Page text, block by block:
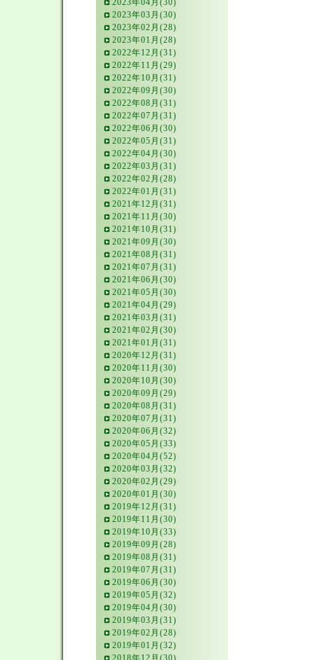
2023年04月(30)
2023年03月(30)
2023年02月(28)
2023年01月(28)
2022年12月(31)
2022年11月(29)
2022年10月(31)
2022年09月(30)
2022年08月(31)
2022年07月(31)
2022年06月(30)
2022年05月(31)
2022年04月(30)
2022年03月(31)
2022年02月(28)
2022年01月(31)
2021年12月(31)
2021年11月(30)
2021年10月(31)
2021年09月(30)
2021年08月(31)
2021年07月(31)
2021年06月(30)
2021年05月(30)
2021年04月(29)
2021年03月(31)
2021年02月(30)
2021年01月(31)
2020年12月(31)
2020年11月(30)
2020年10月(30)
2020年09月(29)
2020年08月(31)
2020年07月(31)
2020年06月(32)
2020年05月(33)
2020年04月(52)
2020年03月(32)
2020年02月(29)
2020年01月(30)
2019年12月(31)
2019年11月(30)
2019年10月(33)
2019年09月(28)
2019年08月(31)
2019年07月(31)
2019年06月(30)
2019年05月(32)
2019年04月(30)
2019年03月(31)
2019年02月(28)
2019年01月(32)
2018年12月(30)